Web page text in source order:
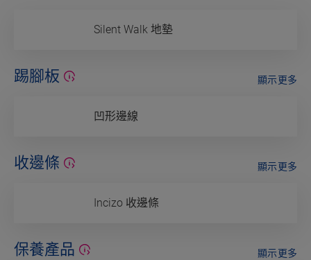
Silent Walk 地墊
踢腳板
凹形邊線
顯示更多
收邊條
Incizo 收邊條
顯示更多
保養產品 顯示更多